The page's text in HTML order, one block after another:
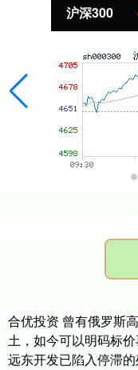
沪深300
合优投资 曾有俄罗斯
土，如今可以明码标
远东开发已陷入停滞